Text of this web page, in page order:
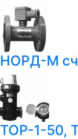
НОРД-М
ТОР-1-50,